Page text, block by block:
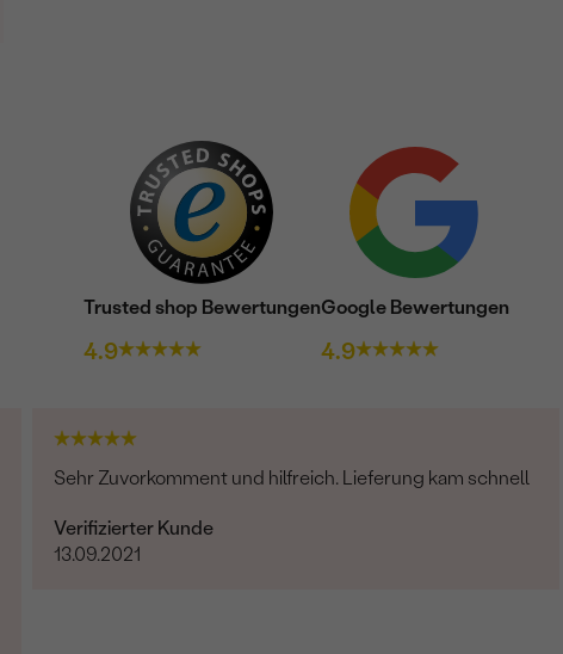
Trusted shop Bewertungen
4.9
Google Bewertungen
4.9
Sehr Zuvorkomment und hilfreich. Lieferung kam schnell
Verifizierter Kunde
13.09.2021